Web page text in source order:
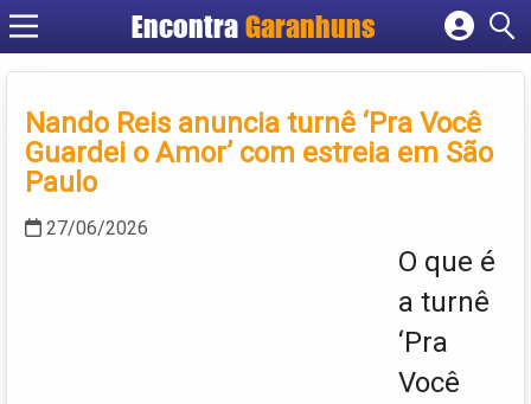
EncontraGaranhuns
Cadastrar empresa
Criar conta
Nando Reis anuncia turnê ‘Pra Você
Guardei o Amor’ com estreia em São
Paulo
27/06/2026
O que é
a turnê
‘Pra
Você